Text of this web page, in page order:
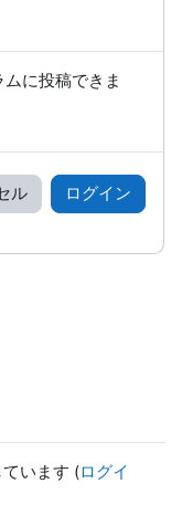
に投稿できま
ル ログイン
います (ログイ